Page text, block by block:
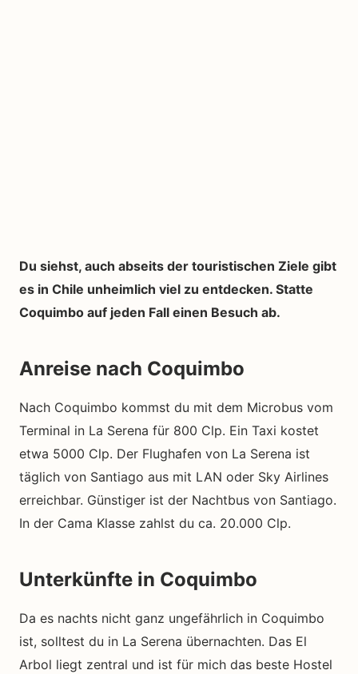
Du siehst, auch abseits der touristischen Ziele gibt
es in Chile unheimlich viel zu entdecken. Statte
Coquimbo auf jeden Fall einen Besuch ab.
Anreise nach Coquimbo
Nach Coquimbo kommst du mit dem Microbus vom
Terminal in La Serena für 800 Clp. Ein Taxi kostet
etwa 5000 Clp. Der Flughafen von La Serena ist
täglich von Santiago aus mit LAN oder Sky Airlines
erreichbar. Günstiger ist der Nachtbus von Santiago.
In der Cama Klasse zahlst du ca. 20.000 Clp.
Unterkünfte in Coquimbo
Da es nachts nicht ganz ungefährlich in Coquimbo
ist, solltest du in La Serena übernachten. Das El
Arbol liegt zentral und ist für mich das beste Hostel